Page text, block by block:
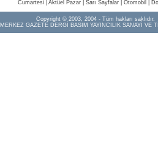
Cumartesi| Aktüel Pazar| Sarı Sayfalar| Otomobil
Copyright © 2003, 2004 - Tüm hakları saklıdır.
MERKEZ GAZETE DERGİ BASIM YAYINCILIK SANAYİ VE